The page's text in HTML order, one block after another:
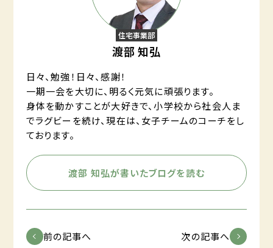
住宅事業部
渡部 知弘
日々、勉強！日々、感謝！
一期一会を大切に、明るく元気に頑張ります。
身体を動かすことが大好きで、小学校から社会人ま
でラグビーを続け、現在は、女子チームのコーチをし
ております。
渡部 知弘が書いたブログを読む
前の記事へ 次の記事へ